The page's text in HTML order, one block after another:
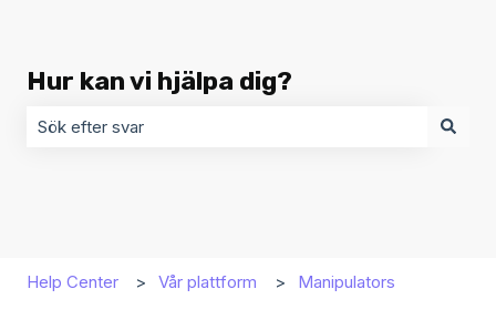
Hur kan vi hjälpa dig?
Help Center Vår plattform Manipulators